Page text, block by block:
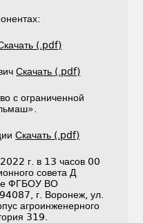
(.pdf)
Скачать (.pdf)
с ограниченной
Скачать (.pdf)
г. в 13 часов 00
совета Д
ФГБОУ ВО
г. Воронеж, ул.
агроинженерного
319.